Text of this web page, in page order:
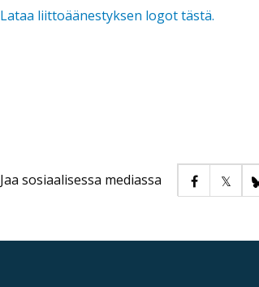
Lataa liittoäänestyksen logot tästä.
Jaa sosiaalisessa mediassa